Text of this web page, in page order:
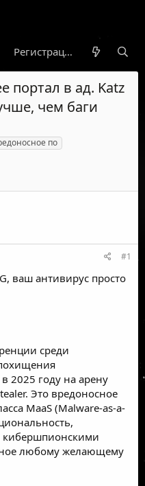
Новости
Регистрация
портал в ад. Katz
чем баги
по
#1
ваш антивирус просто
среди
2025 году на арену
Это вредоносное
MaaS (Malware-as-a-
любому желающему